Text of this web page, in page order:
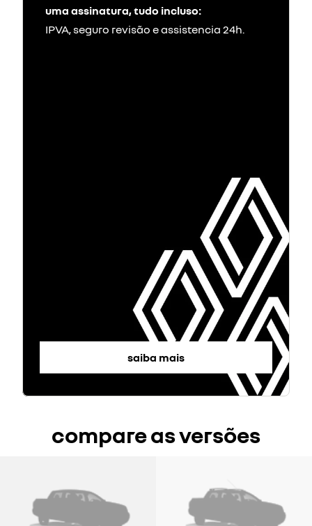
uma assinatura, tudo incluso:
IPVA, seguro revisão e assistencia 24h.
saiba mais
compare as versões